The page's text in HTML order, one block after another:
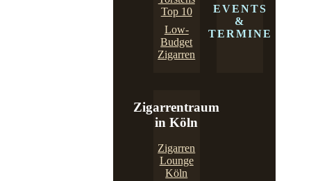
Top 10
Low-
Budget
Zigarren
EVENTS
&
TERMINE
Zigarrentraum
in Köln
Zigarren
Lounge
Köln